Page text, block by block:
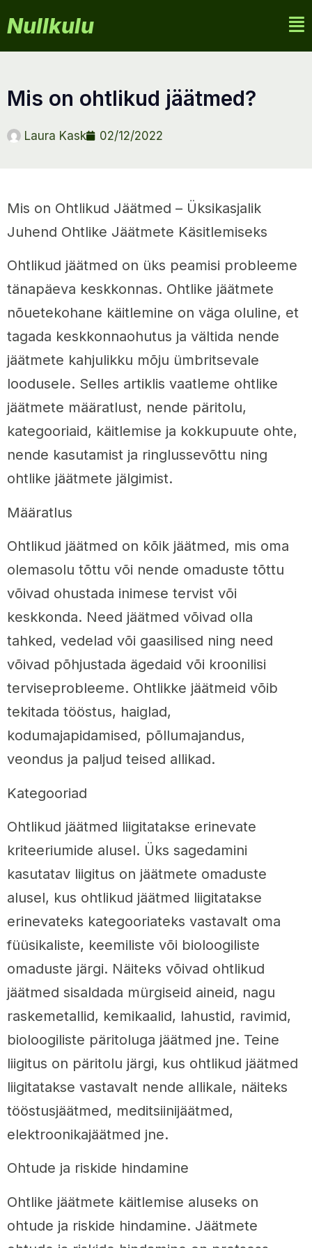
Nullkulu
mis on ohtlikud jäätmed?
Laura Kask 02/12/2022
Mis on Ohtlikud Jäätmed – Üksikasjalik
Juhend Ohtlike Jäätmete Käsitlemiseks
Ohtlikud jäätmed on üks peamisi probleeme
tänapäeva keskkonnas. Ohtlike jäätmete
nõuetekohane käitlemine on väga oluline, et
tagada keskkonnaohutus ja vältida nende
jäätmete kahjulikku mõju ümbritsevale
loodusele. Selles artiklis vaatleme ohtlike
jäätmete määratlust, nende päritolu,
kategooriaid, käitlemise ja kokkupuute ohte,
nende kasutamist ja ringlussevõttu ning
ohtlike jäätmete jälgimist.
Määratlus
Ohtlikud jäätmed on kõik jäätmed, mis oma
olemasolu tõttu või nende omaduste tõttu
võivad ohustada inimese tervist või
keskkonda. Need jäätmed võivad olla
tahked, vedelad või gaasilised ning need
võivad põhjustada ägedaid või kroonilisi
terviseprobleeme. Ohtlikke jäätmeid võib
tekitada tööstus, haiglad,
kodumajapidamised, põllumajandus,
veondus ja paljud teised allikad.
Kategooriad
Ohtlikud jäätmed liigitatakse erinevate
kriteeriumide alusel. Üks sagedamini
kasutatav liigitus on jäätmete omaduste
alusel, kus ohtlikud jäätmed liigitatakse
erinevateks kategooriateks vastavalt oma
füüsikaliste, keemiliste või bioloogiliste
omaduste järgi. Näiteks võivad ohtlikud
jäätmed sisaldada mürgiseid aineid, nagu
raskemetallid, kemikaalid, lahustid, ravimid,
bioloogiliste päritoluga jäätmed jne. Teine
liigitus on päritolu järgi, kus ohtlikud jäätmed
liigitatakse vastavalt nende allikale, näiteks
tööstusjäätmed, meditsiinijäätmed,
elektroonikajäätmed jne.
Ohtude ja riskide hindamine
Ohtlike jäätmete käitlemise aluseks on
ohtude ja riskide hindamine. Jäätmete